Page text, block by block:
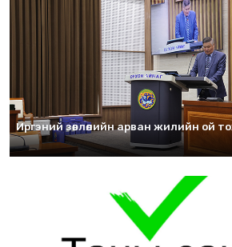
Иргэний зөвлөлийн арван жилийн ой